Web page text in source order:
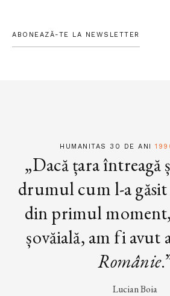
ABONEAZĂ-TE LA NEWSLETTER
HUMANITAS 30 DE ANI
„Dacă țara întreagă
drumul cum l-a
din primul
șovăială, am fi avut
Românie
Lucian Boia